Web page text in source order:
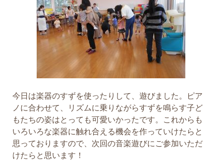
今日は楽器のすずを使ったりして、遊びました。ピア
ノに合わせて、リズムに乗りながらすずを鳴らす子ど
もたちの姿はとっても可愛いかったです。これからも
いろいろな楽器に触れ合える機会を作っていけたらと
思っておりますので、次回の音楽遊びにご参加いただ
けたらと思います！